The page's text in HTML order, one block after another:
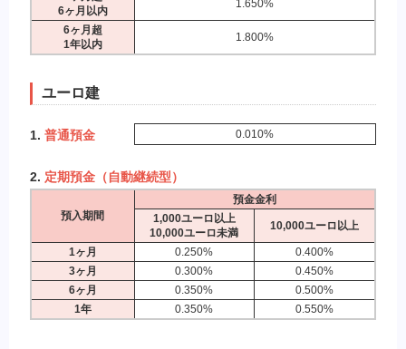
6ヶ月以内
1.650%
6ヶ月超
1年以内
1.800%
ユーロ建
1. 普通預金 0.010%
2. 定期預金（自動継続型）
預入期間
預金金利
1,000ユーロ以上
10,000ユーロ未満
10,000ユーロ以上
1ヶ月 0.250%
0.400%
3ヶ月
0.300%
0.450%
6ヶ月
0.350%
0.500%
1年
0.350% 0.550%